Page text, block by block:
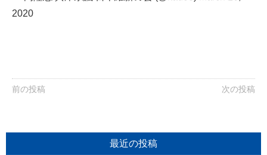
2020
前の投稿 次の投稿
最近の投稿